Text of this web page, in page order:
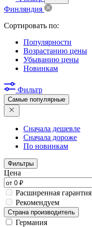
Финляндия
Сортировать по:
Популярности
Возрастанию цены
Убыванию цены
Новинкам
Фильтр
Самые популярные
Сначала дешевле
Сначала дороже
По новинкам
Фильтры
Цена
Расширенная гарантия
Рекомендуем
Страна производитель
Германия